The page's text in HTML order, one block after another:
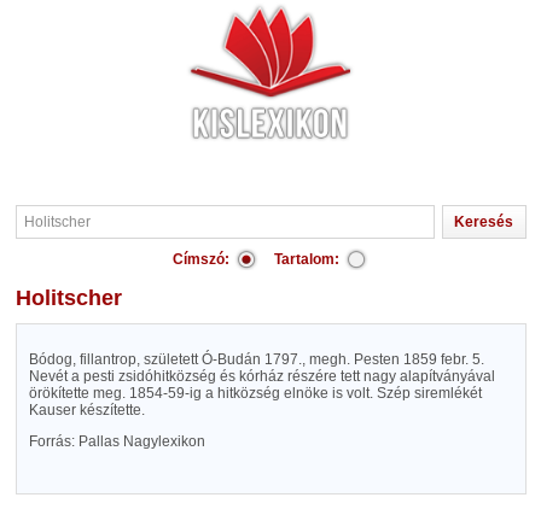
Címszó: Tartalom:
Holitscher
Bódog, fillantrop, született Ó-Budán 1797., megh. Pesten 1859 febr. 5.
Nevét a pesti zsidóhitközség és kórház részére tett nagy alapítványával
örökítette meg. 1854-59-ig a hitközség elnöke is volt. Szép siremlékét
Kauser készítette.
Forrás: Pallas Nagylexikon